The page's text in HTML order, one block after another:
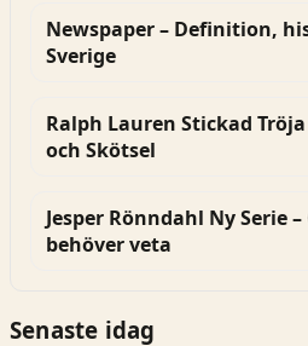
Newspaper – Definition,
Sverige
Ralph Lauren Stickad
och Skötsel
Jesper Rönndahl Ny Serie
behöver veta
Senaste idag